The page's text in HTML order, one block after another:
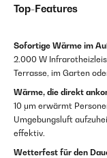
Top-Features
Sofortige Wärme im
2.000 W
Terrasse, im Garten
Wärme, die direkt
10 μm erwärmt
Umgebungsluft
effektiv.
Wetterfest für den